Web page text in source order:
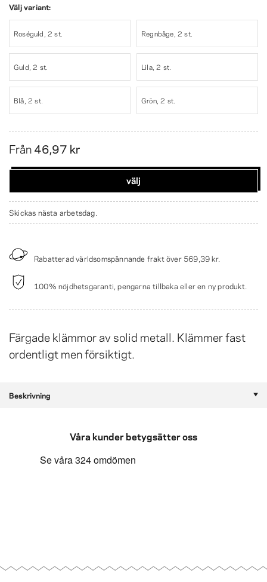
Färgade klämmor av solid metall. Klämmer fast
ordentligt men försiktigt.
Välj variant:
Roséguld, 2 st. Regnbåge, 2 st.
Guld, 2 st. Lila, 2 st.
Blå, 2 st. Grön, 2 st.
Från46,97 kr
välj
Skickas nästa arbetsdag.
Rabatterad världsomspännande frakt över 569,39 kr.
100% nöjdhetsgaranti, pengarna tillbaka eller en ny produkt.
Beskrivning
Våra kunder betygsätter oss